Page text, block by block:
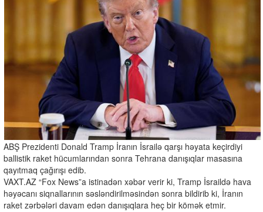
ABŞ Prezidenti Donald Tramp İranın İsrailə qarşı həyata keçirdiyi
ballistik raket hücumlarından sonra Tehrana danışıqlar masasına
qayıtmaq çağırışı edib.
VAXT.AZ “Fox News”a istinadən xəbər verir ki, Tramp İsraildə hava
həyəcanı siqnallarının səsləndirilməsindən sonra bildirib ki, İranın
raket zərbələri davam edən danışıqlara heç bir kömək etmir.